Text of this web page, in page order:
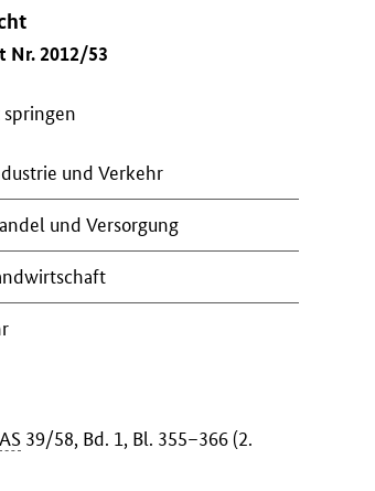
Nr. 2012/53
und Verkehr
und Versorgung
AS 39/58, Bd. 1, Bl. 355–366 (2.